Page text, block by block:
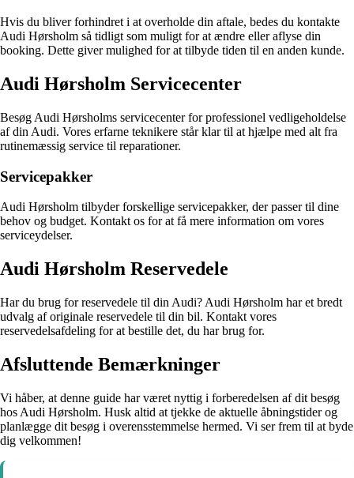
Hvis du bliver forhindret i at overholde din aftale, bedes du kontakte
Audi Hørsholm så tidligt som muligt for at ændre eller aflyse din
booking. Dette giver mulighed for at tilbyde tiden til en anden kunde.
Audi Hørsholm Servicecenter
Besøg Audi Hørsholms servicecenter for professionel vedligeholdelse
af din Audi. Vores erfarne teknikere står klar til at hjælpe med alt fra
rutinemæssig service til reparationer.
Servicepakker
Audi Hørsholm tilbyder forskellige servicepakker, der passer til dine
behov og budget. Kontakt os for at få mere information om vores
serviceydelser.
Audi Hørsholm Reservedele
Har du brug for reservedele til din Audi? Audi Hørsholm har et bredt
udvalg af originale reservedele til din bil. Kontakt vores
reservedelsafdeling for at bestille det, du har brug for.
Afsluttende Bemærkninger
Vi håber, at denne guide har været nyttig i forberedelsen af dit besøg
hos Audi Hørsholm. Husk altid at tjekke de aktuelle åbningstider og
planlægge dit besøg i overensstemmelse hermed. Vi ser frem til at byde
dig velkommen!